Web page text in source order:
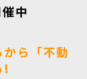
中
ら「不動
!